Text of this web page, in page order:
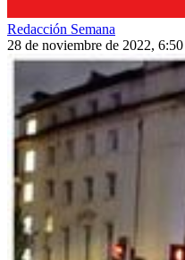
Redacción Semana
28 de noviembre de 2022,